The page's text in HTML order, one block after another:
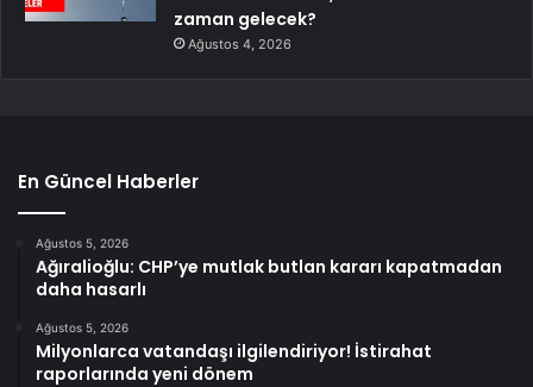
zaman gelecek?
Ağustos 4, 2026
En Güncel Haberler
Ağustos 5, 2026
Ağıralioğlu: CHP’ye mutlak butlan kararı kapatmadan
daha hasarlı
Ağustos 5, 2026
Milyonlarca vatandaşı ilgilendiriyor! İstirahat
raporlarında yeni dönem